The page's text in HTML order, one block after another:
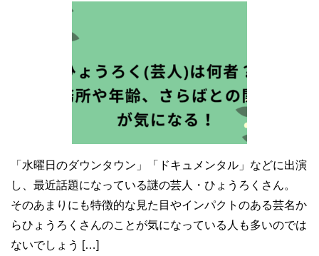
「水曜日のダウンタウン」「ドキュメンタル」などに出演
し、最近話題になっている謎の芸人・ひょうろくさん。
そのあまりにも特徴的な見た目やインパクトのある芸名か
らひょうろくさんのことが気になっている人も多いのでは
ないでしょう […]